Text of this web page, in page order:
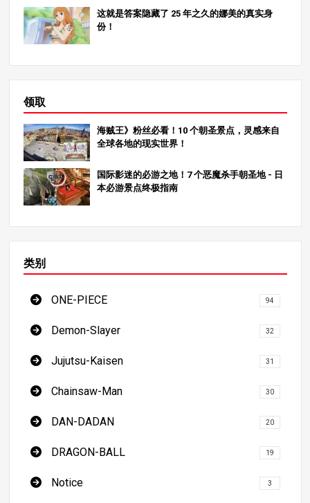
这就是答案隐藏了 25 年之久的娜美的真实身
份！
领取
海贼王》粉丝必看！10 个朝圣景点，灵感来自
全球各地的现实世界！
国际影迷的必游之地！7 个恶魔杀手朝圣地 - 日
本必游景点终极指南
类别
ONE-PIECE 94
Demon-Slayer 32
Jujutsu-Kaisen 31
Chainsaw-Man 30
DAN-DADAN 20
DRAGON-BALL 19
Notice 3